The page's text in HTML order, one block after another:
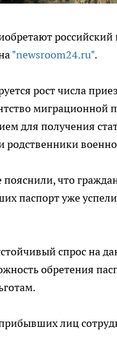
российский
"newsroom24.ru".
рост числа
миграционной
для получения
родственники
что
паспорт уже
спрос на
обретения
лиц